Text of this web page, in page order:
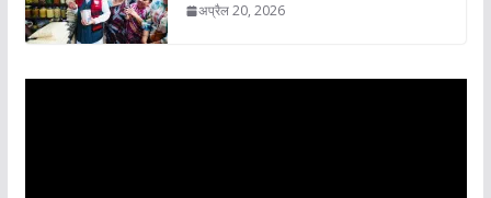
अप्रैल 20, 2026